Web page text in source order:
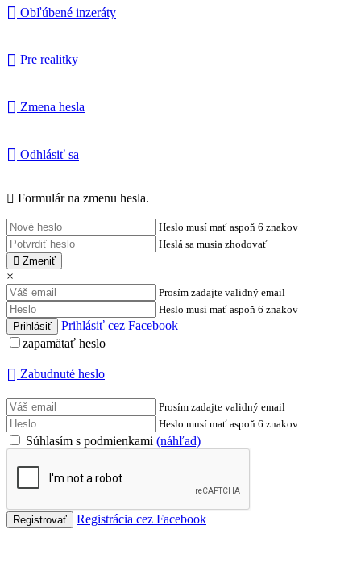
Obľúbené inzeráty
Pre realitky
Zmena hesla
Odhlásiť sa
Formulár na zmenu hesla.
Heslo musí mať aspoň 6 znakov
Heslá sa musia zhodovať
Zmeniť
×
Prosím zadajte validný email
Heslo musí mať aspoň 6 znakov
Prihlásiť cez Facebook
zapamätať heslo
Zabudnuté heslo
Prosím zadajte validný email
Heslo musí mať aspoň 6 znakov
Súhlasím s podmienkami (náhľad)
Registrácia cez Facebook